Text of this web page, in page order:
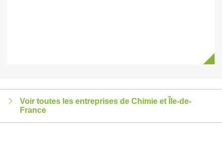
Voir toutes les entreprises de Chimie et Île-de-
France